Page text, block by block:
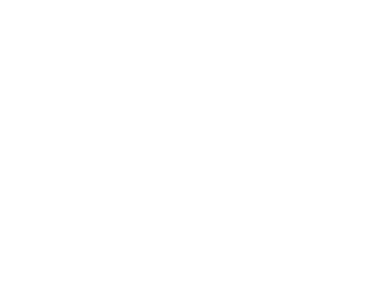
instrukcích podstatná řada věcí chybí. Jen výlety.